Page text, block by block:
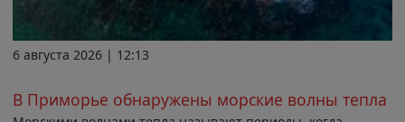
6 августа 2026 | 12:13
В Приморье обнаружены морские волны тепла